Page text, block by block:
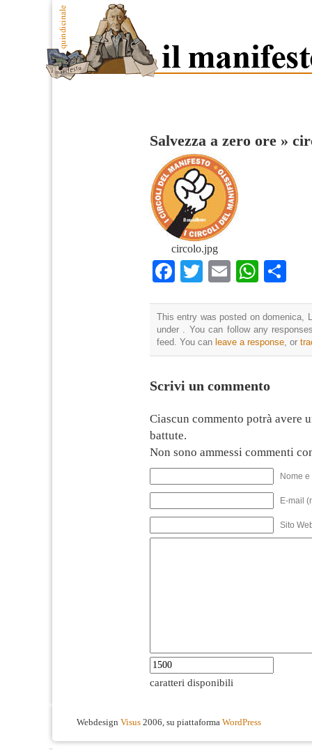
Salvezza a zero ore »
circolo.jpg
Facebook
TwitterEmail
This entry was posted on domenica,
under . You can follow any
feed. You can leave a response, or
Scrivi un commento
Ciascun commento potrà avere
battute.
Non sono ammessi commenti
Nome
E-mail
Sito
caratteri disponibili
Webdesign Visus 2006, su piattaforma WordPress